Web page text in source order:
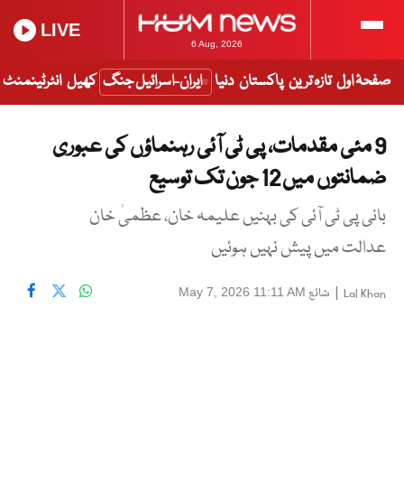
6 Aug, 2026
LIVE
صفحۂ اول تازہ ترین پاکستان دنیا ایران-اسرائیل جنگ کھیل انٹرٹینمنٹ
9 مئی مقدمات، پی ٹی آئی رہنماؤں کی عبوری
ضمانتوں میں 12 جون تک توسیع
بانی پی ٹی آئی کی بہنیں علیمہ خان، عظمیٰ خان
عدالت میں پیش نہیں ہوئیں
Lal Khan
| شائع May 7, 2026 11:11 AM